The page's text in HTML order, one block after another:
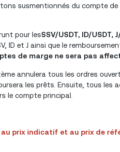
susmentionnés du compte de
pour lesSSV/USDT, ID/USDT,
ID et J ainsi que le
de marge ne sera pas
annulera tous les ordres
les prêts. Ensuite, tous
le compte principal.
prix indicatif et au prix de